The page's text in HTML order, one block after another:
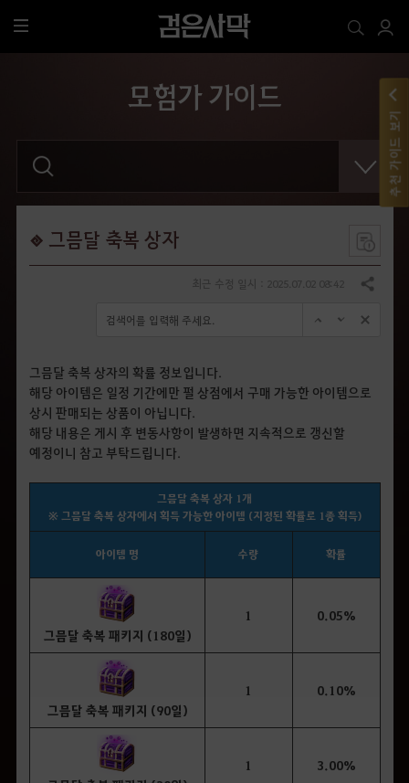
전
모험가 가이드
를
입
그믐달 축복 상자
공유하기
그믐달 축복 상자의 확률 정보입니다.
해당 아이템은 일정 기간에만 펄 상점에서 구매 가능한 아이템으로
상시 판매되는 상품이 아닙니다.
해당 내용은 게시 후 변동사항이 발생하면 지속적으로 갱신할
예정이니 참고 부탁드립니다.
그믐달 축복 상자 1개
※ 그믐달 축복 상자에서 획득 가능한 아이템 (지정된 확률로 1종 획득)
아이템 명 수량 확률
그믐달 축복 패키지 (180일)
1 0.05%
그믐달 축복 패키지 (90일)
1 0.10%
1 3.00%
추천 가이드 보기